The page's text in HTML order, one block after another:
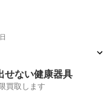
やじ
せない健康器具
買取します